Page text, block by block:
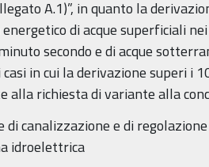
A.1)”, in quanto la
di acque superficiali
secondo e di acque
in cui la derivazione superi i
alla richiesta di variante alla
di canalizzazione e di
idroelettrica